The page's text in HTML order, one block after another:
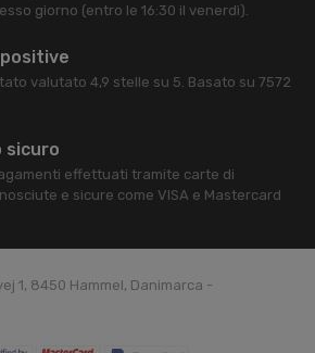
giorno (entro le 16:30 il venerdì).
valutato 4,9 stelle su 5. Basato su 7572
sicuro
effettuati tramite carte di
e sicure come VISA e Mastercard
1, 8450 Hammel, Danimarca -